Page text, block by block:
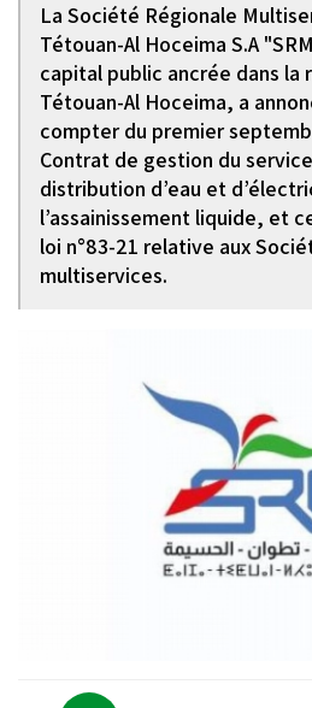
La Société Régionale
Tétouan-Al Hoceima S.A
capital public ancrée dans la
Tétouan-Al Hoceima, a
compter du premier
Contrat de gestion du
distribution d’eau et
l’assainissement liquide, et
loi n°83-21 relative aux
multiservices.